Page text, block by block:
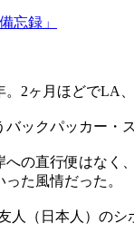
忘録」
。2ヶ月ほどでLA
ックパッカー・
への直行便はなく
た風情だった。
人（日本人）のシ